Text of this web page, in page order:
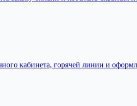
кабинета, горячей линии и